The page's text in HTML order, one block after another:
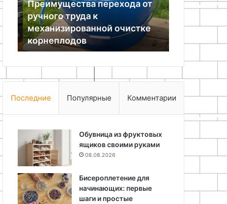
механизированной
очистке
корнеплодов
Преимущества перехода от
ручного труда к
механизированной очистке
корнеплодов
доме
без
больших
уют в доме
Последние Популярные Комментарии
Обувница из фруктовых
ящиков своими руками
08.08.2026
Бисероплетение для
начинающих: первые
шаги и простые